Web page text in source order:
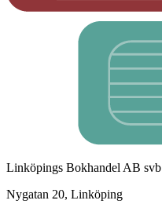
Linköpings Bokhandel AB svb
Nygatan 20, Linköping